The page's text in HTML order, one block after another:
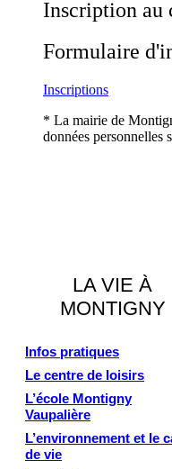
Inscription au
Formulaire
Inscriptions
* La mairie de
données personnelles
LA VIE À
MONTIGNY
Infos pratiques
Le centre de loisirs
L’école Montigny
Vaupalière
L’environnement et le
de vie